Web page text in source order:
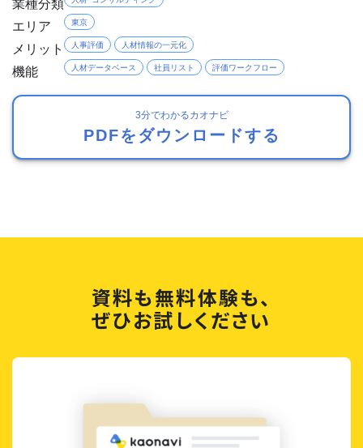
エリア 東京
メリット 人事評価 人材情報の一元化
機能 人材データベース 社員リスト 評価ワークフロー
3分でわかるカオナビ
PDFをダウンロードする
資料も無料体験も、
ぜひお試しください